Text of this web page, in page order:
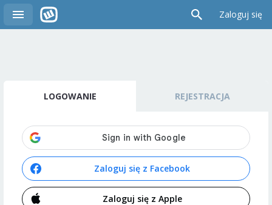
Zaloguj się
LOGOWANIE REJESTRACJA
Zaloguj się z Facebook
Zaloguj się z Apple